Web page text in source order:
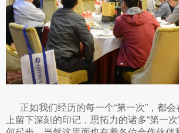
正如我们经历的每一个“第一次”，都会
上留下深刻的印记，思拓力的诸多“第一